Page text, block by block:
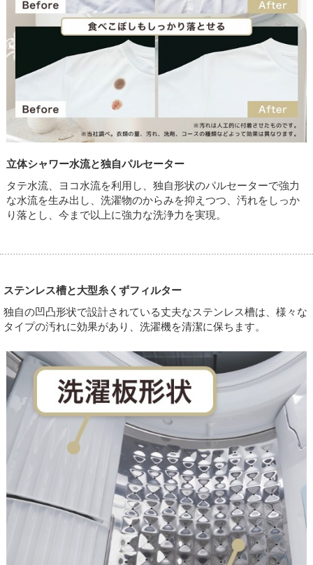
立体シャワー水流と独自パルセーター
タテ水流、ヨコ水流を利用し、独自形状のパルセーターで強力
な水流を生み出し、洗濯物のからみを抑えつつ、汚れをしっか
り落とし、今まで以上に強力な洗浄力を実現。
ステンレス槽と大型糸くずフィルター
独自の凹凸形状で設計されている丈夫なステンレス槽は、様々な
タイプの汚れに効果があり、洗濯機を清潔に保ちます。